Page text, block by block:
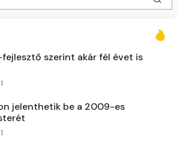
szerint akár fél évet is
1
jelenthetik be a 2009-es
1